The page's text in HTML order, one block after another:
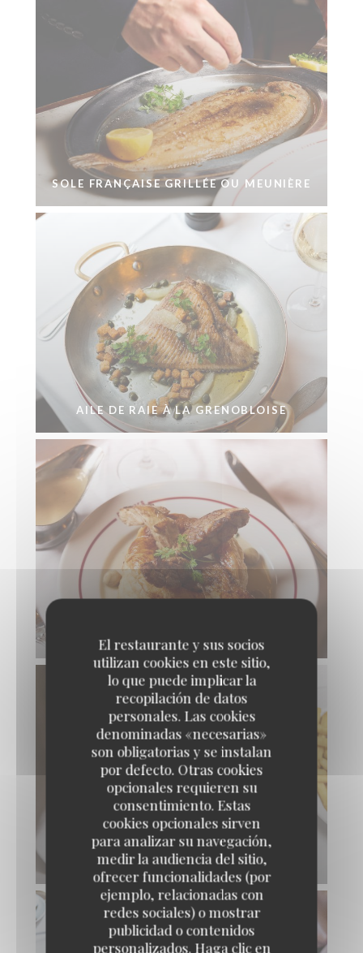
El restaurante y sus socios
utilizan cookies en este sitio,
lo que puede implicar la
recopilación de datos
personales. Las cookies
denominadas «necesarias»
son obligatorias y se instalan
por defecto. Otras cookies
opcionales requieren su
consentimiento. Estas
cookies opcionales sirven
para analizar su navegación,
medir la audiencia del sitio,
ofrecer funcionalidades (por
ejemplo, relacionadas con
redes sociales) o mostrar
publicidad o contenidos
personalizados. Haga clic en
SOLE FRANÇAISE GRILLÉE OU MEUNIÈRE
AILE DE RAIE À LA GRENOBLOISE
TARTARE DE BŒUF DE RACE NORMANDE